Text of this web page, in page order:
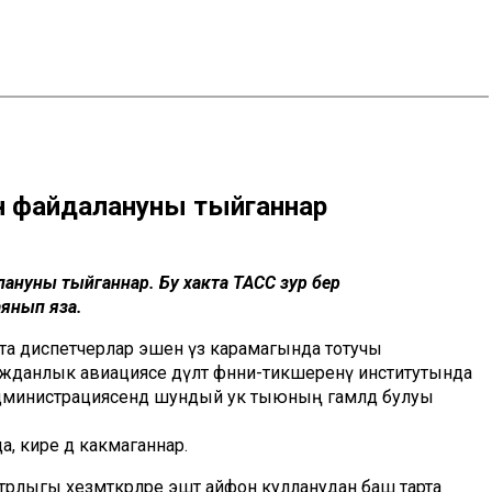
файдалануны тыйганнар
тыйганнар. Бу хакта ТАСС зур бер
яза.
диспетчерлар эшен үз карамагында тотучы
авиациясе дәүләт фәнни-тикшеренү институтында
шундый ук тыюның гамәлдә булуы
кире дә какмаганнар.
хезмәткәрләре эштә айфон кулланудан баш тарта